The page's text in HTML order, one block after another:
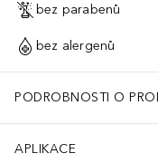
bez parabenů
bez alergenů
PODROBNOSTI O
APLIKACE